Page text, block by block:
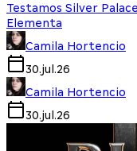
Testamos Silver
Elementa
Camila Hortencio
30.jul.26
Camila Hortencio
30.jul.26